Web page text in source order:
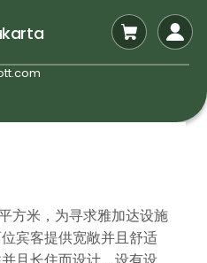
方米，为寻求雅加达设施
宾客提供宽敞并且舒适